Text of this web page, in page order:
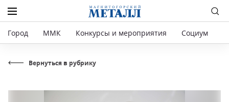
Город ММК Конкурсы и мероприятия Социум
Вернуться в рубрику